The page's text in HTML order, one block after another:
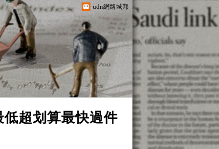
udn網路城邦
超划算最快過件